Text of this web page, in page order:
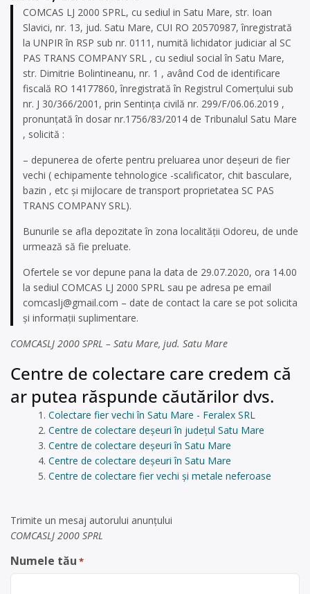
COMCAS LJ 2000 SPRL, cu sediul in Satu Mare, str. Ioan
Slavici, nr. 13, jud. Satu Mare, CUI RO 20570987, înregistrată
la UNPIR în RSP sub nr. 0111, numită lichidator judiciar al SC
PAS TRANS COMPANY SRL , cu sediul social în Satu Mare,
str. Dimitrie Bolintineanu, nr. 1 , având Cod de identificare
fiscală RO 14177860, înregistrată în Registrul Comerțului sub
nr. J 30/366/2001, prin Sentința civilă nr. 299/F/06.06.2019 ,
pronunțată în dosar nr.1756/83/2014 de Tribunalul Satu Mare
, solicită :
– depunerea de oferte pentru preluarea unor deșeuri de fier
vechi ( echipamente tehnologice -scalificator, chit basculare,
bazin , etc și mijlocare de transport proprietatea SC PAS
TRANS COMPANY SRL).
Bunurile se afla depozitate în zona localității Odoreu, de unde
urmează să fie preluate.
Ofertele se vor depune pana la data de 29.07.2020, ora 14.00
la sediul COMCAS LJ 2000 SPRL sau pe adresa pe email
comcaslj@gmail.com – date de contact la care se pot solicita
și informații suplimentare.
COMCASLJ 2000 SPRL – Satu Mare, jud. Satu Mare
Centre de colectare care credem că
ar putea răspunde căutărilor dvs.
Colectare fier vechi în Satu Mare - Feralex SRL
Centre de colectare deșeuri în județul Satu Mare
Centre de colectare deșeuri în Satu Mare
Centre de colectare deșeuri în Satu Mare
Centre de colectare fier vechi și metale neferoase
Trimite un mesaj autorului anunţului
COMCASLJ 2000 SPRL
Numele tău *